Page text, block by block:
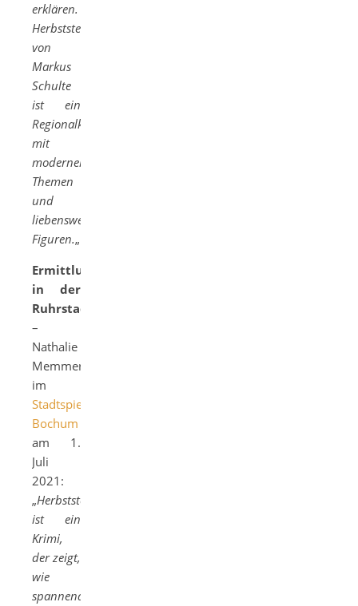
erklären.
Herbststerben
von
Markus
Schulte
ist ein
Regionalkrimi
mit
modernen
Themen
und
liebenswerten
Figuren.„
Ermittlungen
in der
Ruhrstadt
–
Nathalie
Memmer
im
Stadtspiegel
Bochum
am 1.
Juli
2021:
„Herbststerben
ist ein
Krimi,
der zeigt,
wie
spannend